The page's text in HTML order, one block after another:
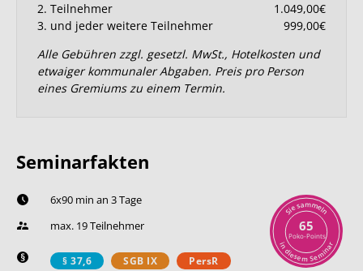
2. Teilnehmer
1.049,00€
3. und jeder weitere Teilnehmer
999,00€
Alle Gebühren zzgl. gesetzl. MwSt., Hotelkosten und
etwaiger kommunaler Abgaben. Preis pro Person
eines Gremiums zu einem Termin.
Seminarfakten
6x90 min an 3 Tage
max. 19 Teilnehmer
§ 37,6 SGB IX PersR
i
n
d
iesemSemi
n
a
r
S
iesammel
n
65
Poko-Points